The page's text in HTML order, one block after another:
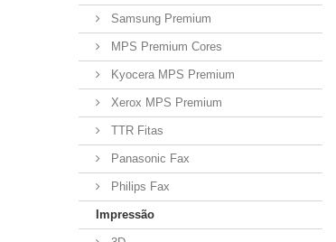
Samsung Premium
MPS Premium Cores
Kyocera MPS Premium
Xerox MPS Premium
TTR Fitas
Panasonic Fax
Philips Fax
Impressão